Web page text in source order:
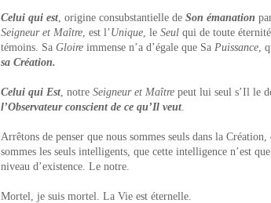
Celui qui est, origine consubstantielle de Son émanation
Seigneur et Maître, est l’Unique, le Seul qui de toute
témoins. Sa Gloire immense n’a d’égale que Sa Puissance,
sa Création.
Celui qui Est, notre Seigneur et Maître peut lui seul s’Il le
l’Observateur conscient de ce qu’Il veut.
Arrêtons de penser que nous sommes seuls dans la
sommes les seuls intelligents, que cette intelligence n’est
niveau d’existence. Le notre.
Mortel, je suis mortel. La Vie est éternelle.